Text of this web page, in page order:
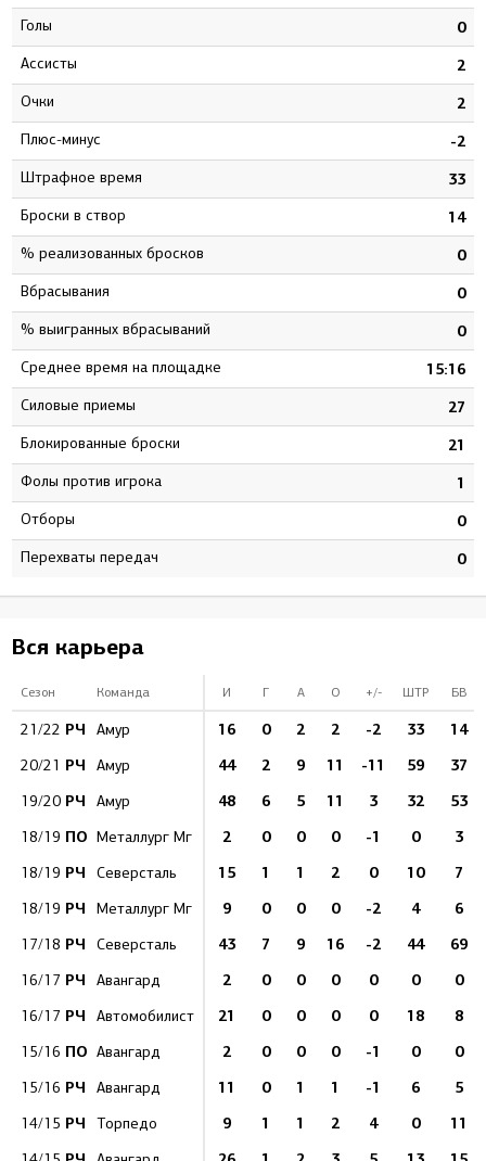
Голы 0
Ассисты 2
Очки 2
Плюс-минус -2
штрафное время 33
Броски в створ 14
% реализованных бросков 0
Вбрасывания 0
% выигранных вбрасываний 0
Среднее время на площадке 15:16
Силовые приемы 27
Блокированные броски 21
Фолы против игрока 1
Отборы 0
Перехваты передач 0
Вся карьера
Сезон Команда И Г А О +/- ШТР БВ
21/22 РЧ Амур 16 0 2 2 -2 33 14
20/21 РЧ Амур 44 2 9 11 -11 59 37
19/20 РЧ Амур 48 6 5 11 3 32 53
18/19 ПО Металлург Мг 2 0 0 0 -1 0 3
18/19 РЧ Северсталь 15 1 1 2 0 10 7
18/19 РЧ Металлург Мг 9 0 0 0 -2 4 6
17/18 РЧ Северсталь 43 7 9 16 -2 44 69
16/17 РЧ Авангард 2 0 0 0 0 0 0
16/17 РЧ Автомобилист 21 0 0 0 0 18 8
15/16 ПО Авангард 2 0 0 0 -1 0 0
15/16 РЧ Авангард 11 0 1 1 -1 6 5
14/15 РЧ Торпедо 9 1 1 2 4 0 11